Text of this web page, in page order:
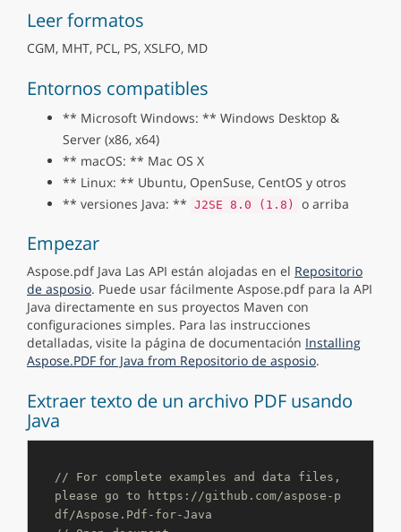
Leer formatos
CGM, MHT, PCL, PS, XSLFO, MD
Entornos compatibles
** Microsoft Windows: ** Windows Desktop &
Server (x86, x64)
** macOS: ** Mac OS X
** Linux: ** Ubuntu, OpenSuse, CentOS y otros
** versiones Java: ** J2SE 8.0 (1.8) o arriba
Empezar
Aspose.pdf Java Las API están alojadas en el Repositorio
de asposio. Puede usar fácilmente Aspose.pdf para la API
Java directamente en sus proyectos Maven con
configuraciones simples. Para las instrucciones
detalladas, visite la página de documentación Installing
Aspose.PDF for Java from Repositorio de asposio.
Extraer texto de un archivo PDF usando
Java
// For complete examples and data files,
please go to https://github.com/aspose-p
df/Aspose.Pdf-for-Java